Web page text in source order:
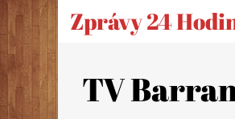
Zprávy 24
TV